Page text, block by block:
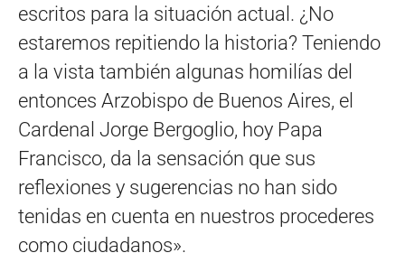
escritos para la situación actual. ¿No
estaremos repitiendo la historia? Teniendo
a la vista también algunas homilías del
entonces Arzobispo de Buenos Aires, el
Cardenal Jorge Bergoglio, hoy Papa
Francisco, da la sensación que sus
reflexiones y sugerencias no han sido
tenidas en cuenta en nuestros procederes
como ciudadanos».